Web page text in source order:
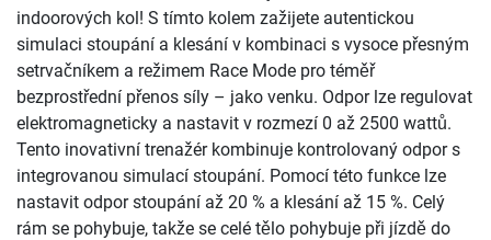
indoorových kol! S tímto kolem zažijete autentickou
simulaci stoupání a klesání v kombinaci s vysoce přesným
setrvačníkem a režimem Race Mode pro téměř
bezprostřední přenos síly – jako venku. Odpor lze regulovat
elektromagneticky a nastavit v rozmezí 0 až 2500 wattů.
Tento inovativní trenažér kombinuje kontrolovaný odpor s
integrovanou simulací stoupání. Pomocí této funkce lze
nastavit odpor stoupání až 20 % a klesání až 15 %. Celý
rám se pohybuje, takže se celé tělo pohybuje při jízdě do